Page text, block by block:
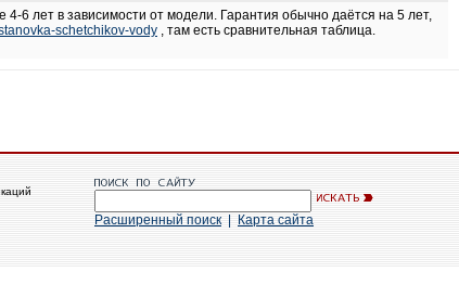
6 лет в зависимости от модели. Гарантия обычно даётся на 5 лет,
schetchikov-vody , там есть сравнительная таблица.
Расширенный поиск Карта сайта